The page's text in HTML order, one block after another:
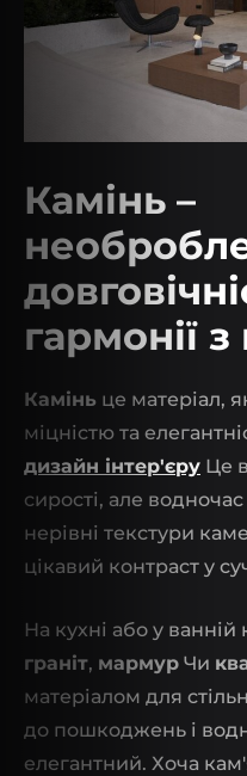
Камінь –
гармонії
Камінь це матеріал,
міцністю та
дизайн інтер'єру Це
сирості, але
нерівні текстури
цікавий контраст у
На кухні або у ванній
граніт, мармур Чи
матеріалом для
до пошкоджень і
елегантний. Хоча